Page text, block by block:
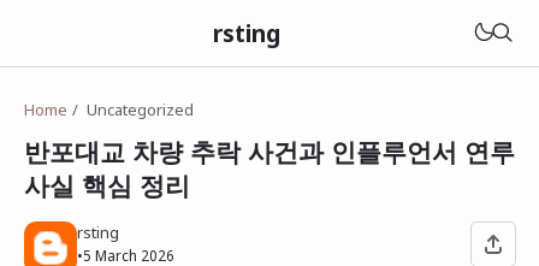
rsting
Home Uncategorized
반포대교 차량 추락 사건과 인플루언서 연루
사실 핵심 정리
rsting
•5 March 2026